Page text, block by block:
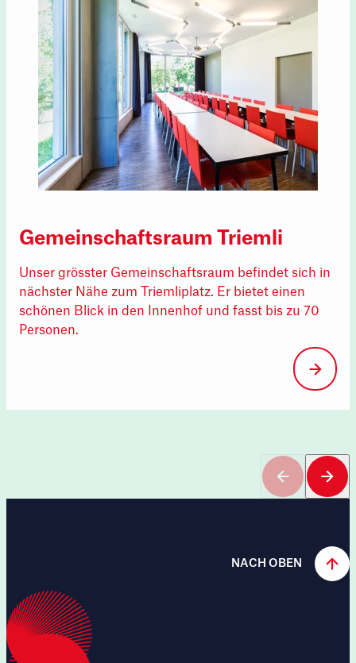
Gemeinschaftsraum Triemli
Unser grösster Gemeinschaftsraum befindet sich in
nächster Nähe zum Triemliplatz. Er bietet einen
schönen Blick in den Innenhof und fasst bis zu 70
Personen.
NACH OBEN